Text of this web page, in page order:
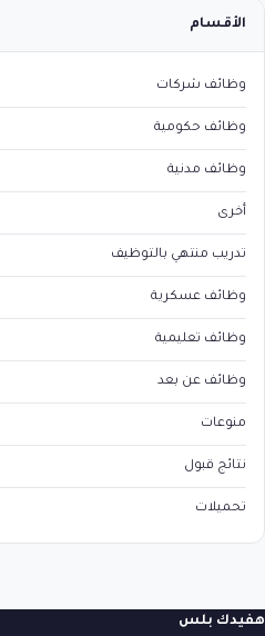
الأقسام
وظائف شركات
وظائف حكومية
وظائف مدنية
أخرى
تدريب منتهي بالتوظيف
وظائف عسكرية
وظائف تعليمية
وظائف عن بعد
منوعات
نتائج قبول
تحميلات
هفيدك بلس